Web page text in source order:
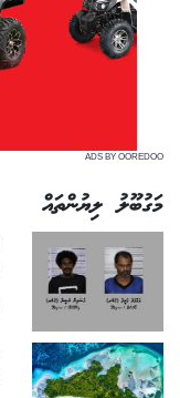
ADS BY OOREDOO
މަގުބޫލު ލިޔުންތައް